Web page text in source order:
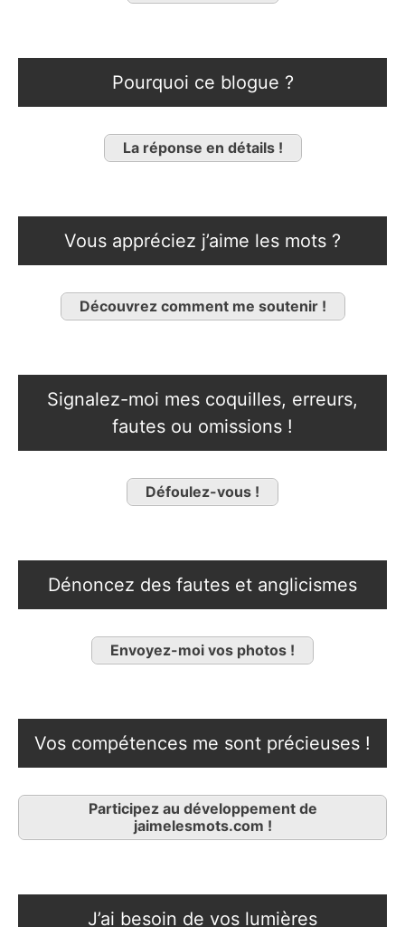
Pourquoi ce blogue ?
La réponse en détails !
Vous appréciez j’aime les mots ?
Découvrez comment me soutenir !
Signalez-moi mes coquilles, erreurs,
fautes ou omissions !
Défoulez-vous !
Dénoncez des fautes et anglicismes
Envoyez-moi vos photos !
Vos compétences me sont précieuses !
Participez au développement de
jaimelesmots.com !
J’ai besoin de vos lumières